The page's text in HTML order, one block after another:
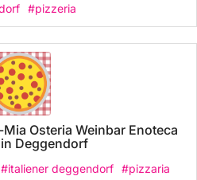
#pizzeria
Osteria Weinbar Enoteca
Deggendorf
#italiener deggendorf #pizzaria